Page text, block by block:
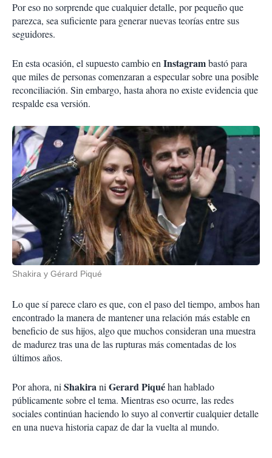
Por eso no sorprende que cualquier detalle, por pequeño que
parezca, sea suficiente para generar nuevas teorías entre sus
seguidores.
En esta ocasión, el supuesto cambio enInstagrambastó para
que miles de personas comenzaran a especular sobre una posible
reconciliación. Sin embargo, hasta ahora no existe evidencia que
respalde esa versión.
Shakira y Gérard Piqué
Lo que sí parece claro es que, con el paso del tiempo, ambos han
encontrado la manera de mantener una relación más estable en
beneficio de sus hijos, algo que muchos consideran una muestra
de madurez tras una de las rupturas más comentadas de los
últimos años.
Por ahora, niShakiraniGerard Piquéhan hablado
públicamente sobre el tema. Mientras eso ocurre, las redes
sociales continúan haciendo lo suyo al convertir cualquier detalle
en una nueva historia capaz de dar la vuelta al mundo.